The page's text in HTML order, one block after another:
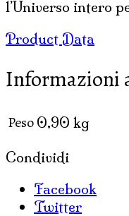
l’Universo intero
Product Data
Informazioni
Peso 0,90 kg
Condividi
Facebook
Twitter